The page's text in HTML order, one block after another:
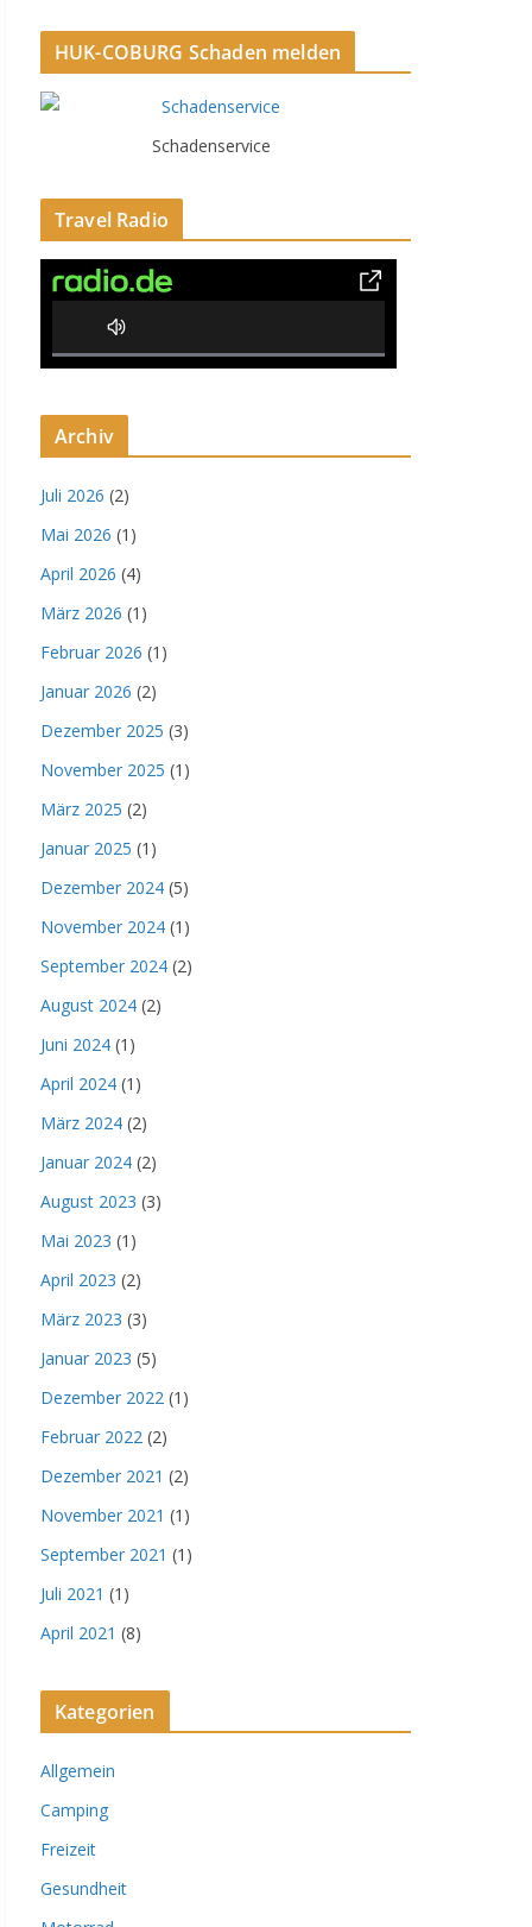
HUK-COBURG Schaden melden
Schadenservice
Travel Radio
0% Complete
Archiv
Juli 2026 (2)
Mai 2026 (1)
April 2026 (4)
März 2026 (1)
Februar 2026 (1)
Januar 2026 (2)
Dezember 2025 (3)
November 2025 (1)
März 2025 (2)
Januar 2025 (1)
Dezember 2024 (5)
November 2024 (1)
September 2024 (2)
August 2024 (2)
Juni 2024 (1)
April 2024 (1)
März 2024 (2)
Januar 2024 (2)
August 2023 (3)
Mai 2023 (1)
April 2023 (2)
März 2023 (3)
Januar 2023 (5)
Dezember 2022 (1)
Februar 2022 (2)
Dezember 2021 (2)
November 2021 (1)
September 2021 (1)
Juli 2021 (1)
April 2021 (8)
Kategorien
Allgemein
Camping
Freizeit
Gesundheit